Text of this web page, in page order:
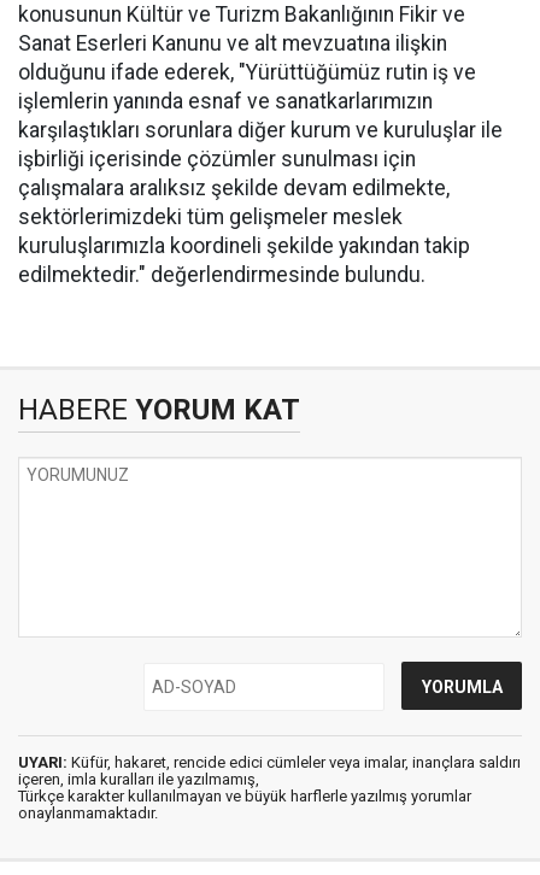
konusunun Kültür ve Turizm Bakanlığının Fikir ve
Sanat Eserleri Kanunu ve alt mevzuatına ilişkin
olduğunu ifade ederek, "Yürüttüğümüz rutin iş ve
işlemlerin yanında esnaf ve sanatkarlarımızın
karşılaştıkları sorunlara diğer kurum ve kuruluşlar ile
işbirliği içerisinde çözümler sunulması için
çalışmalara aralıksız şekilde devam edilmekte,
sektörlerimizdeki tüm gelişmeler meslek
kuruluşlarımızla koordineli şekilde yakından takip
edilmektedir." değerlendirmesinde bulundu.
HABERE YORUM KAT
UYARI: Küfür, hakaret, rencide edici cümleler veya imalar, inançlara saldırı
içeren, imla kuralları ile yazılmamış,
Türkçe karakter kullanılmayan ve büyük harflerle yazılmış yorumlar
onaylanmamaktadır.